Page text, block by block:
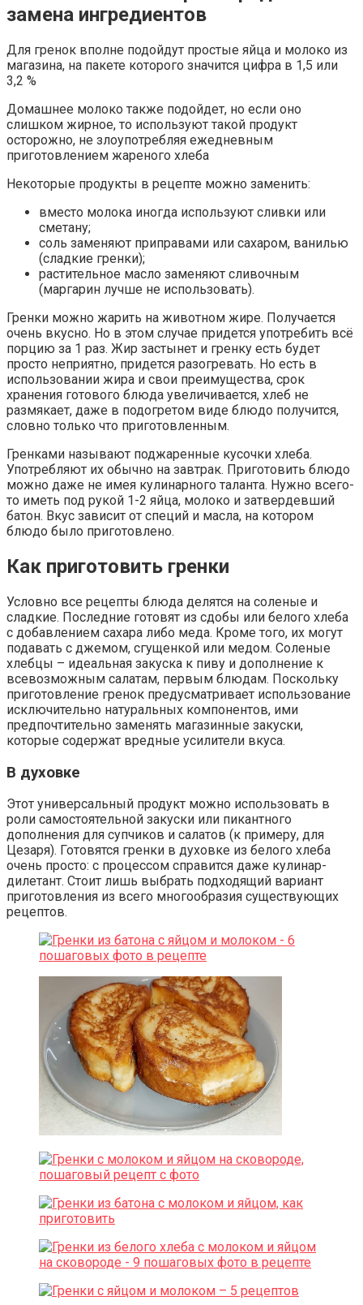
замена ингредиентов
Для гренок вполне подойдут простые яйца и молоко из
магазина, на пакете которого значится цифра в 1,5 или
3,2 %
Домашнее молоко также подойдет, но если оно
слишком жирное, то используют такой продукт
осторожно, не злоупотребляя ежедневным
приготовлением жареного хлеба
Некоторые продукты в рецепте можно заменить:
вместо молока иногда используют сливки или
сметану;
соль заменяют приправами или сахаром, ванилью
(сладкие гренки);
растительное масло заменяют сливочным
(маргарин лучше не использовать).
Гренки можно жарить на животном жире. Получается
очень вкусно. Но в этом случае придется употребить всё
порцию за 1 раз. Жир застынет и гренку есть будет
просто неприятно, придется разогревать. Но есть в
использовании жира и свои преимущества, срок
хранения готового блюда увеличивается, хлеб не
размякает, даже в подогретом виде блюдо получится,
словно только что приготовленным.
Гренками называют поджаренные кусочки хлеба.
Употребляют их обычно на завтрак. Приготовить блюдо
можно даже не имея кулинарного таланта. Нужно всего-
то иметь под рукой 1-2 яйца, молоко и затвердевший
батон. Вкус зависит от специй и масла, на котором
блюдо было приготовлено.
Как приготовить гренки
Условно все рецепты блюда делятся на соленые и
сладкие. Последние готовят из сдобы или белого хлеба
с добавлением сахара либо меда. Кроме того, их могут
подавать с джемом, сгущенкой или медом. Соленые
хлебцы – идеальная закуска к пиву и дополнение к
всевозможным салатам, первым блюдам. Поскольку
приготовление гренок предусматривает использование
исключительно натуральных компонентов, ими
предпочтительно заменять магазинные закуски,
которые содержат вредные усилители вкуса.
В духовке
Этот универсальный продукт можно использовать в
роли самостоятельной закуски или пикантного
дополнения для супчиков и салатов (к примеру, для
Цезаря). Готовятся гренки в духовке из белого хлеба
очень просто: с процессом справится даже кулинар-
дилетант. Стоит лишь выбрать подходящий вариант
приготовления из всего многообразия существующих
рецептов.